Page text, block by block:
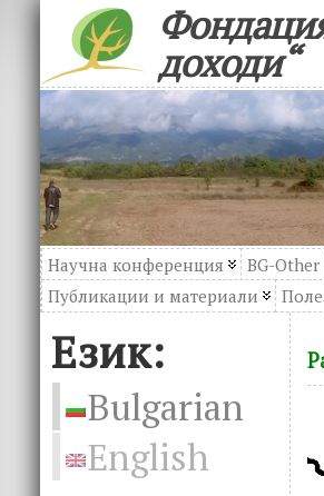
доходи“
Научна конференция BG-Other
Публикации и материали
Език:
Bulgarian
English